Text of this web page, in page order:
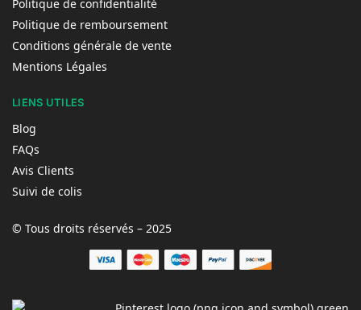
Politique de confidentialité
Politique de remboursement
Conditions générale de vente
Mentions Légales
LIENS UTILES
Blog
FAQs
Avis Clients
Suivi de colis
© Tous droits réservés – 2025